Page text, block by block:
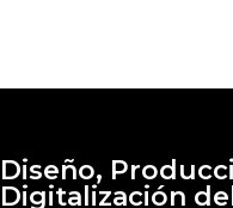
Diseño,
Digitalización